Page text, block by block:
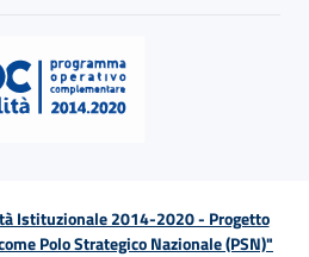
Istituzionale 2014-2020 - Progetto
Polo Strategico Nazionale (PSN)"